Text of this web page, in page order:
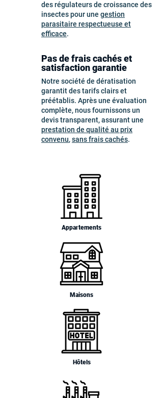
des régulateurs de croissance des
insectes pour une gestion
parasitaire respectueuse et
efficace.
Pas de frais cachés et
satisfaction garantie
Notre société de dératisation
garantit des tarifs clairs et
préétablis. Après une évaluation
complète, nous fournissons un
devis transparent, assurant une
prestation de qualité au prix
convenu,sans frais cachés.
Appartements
Maisons
Hôtels